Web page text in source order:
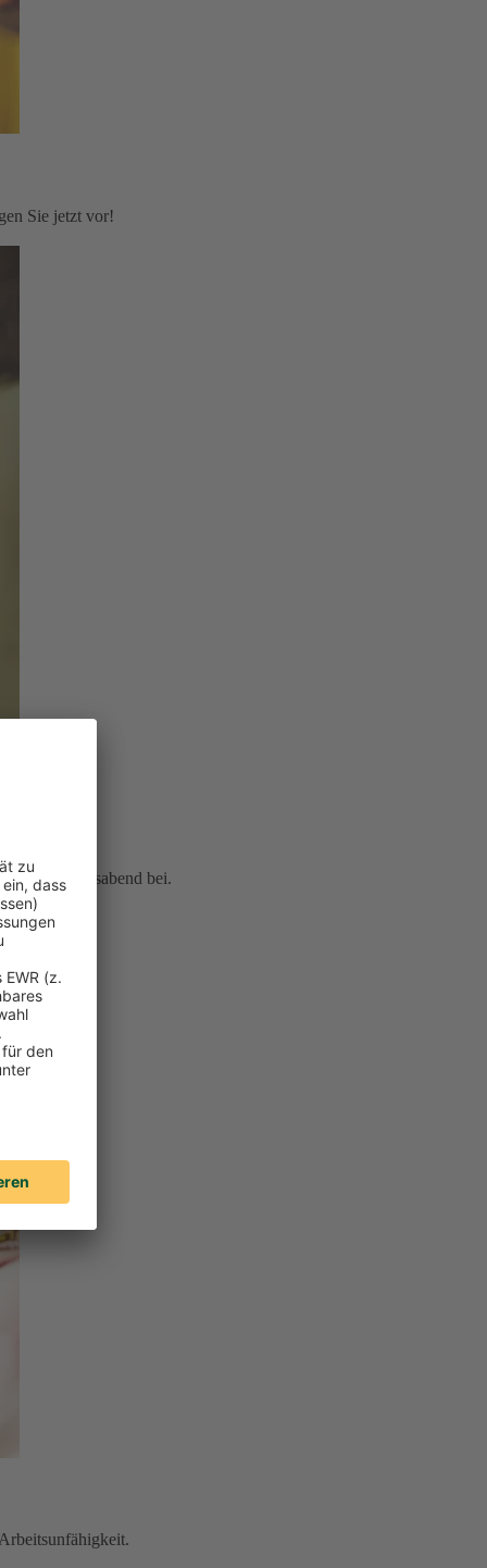
Sie jetzt vor!
Lebensabend bei.